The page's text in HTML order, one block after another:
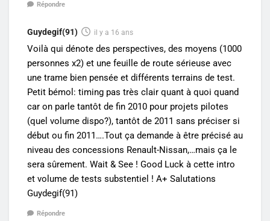
Répondre
Guydegif(91) il y a 16 ans
Voilà qui dénote des perspectives, des moyens (1000
personnes x2) et une feuille de route sérieuse avec
une trame bien pensée et différents terrains de test.
Petit bémol: timing pas très clair quant à quoi quand
car on parle tantôt de fin 2010 pour projets pilotes
(quel volume dispo?), tantôt de 2011 sans préciser si
début ou fin 2011….Tout ça demande à être précisé au
niveau des concessions Renault-Nissan,…mais ça le
sera sûrement. Wait & See ! Good Luck à cette intro
et volume de tests substentiel ! A+ Salutations
Guydegif(91)
Répondre